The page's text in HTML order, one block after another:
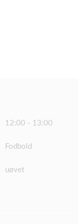
12:00 - 13:00
Fodbold
uøvet